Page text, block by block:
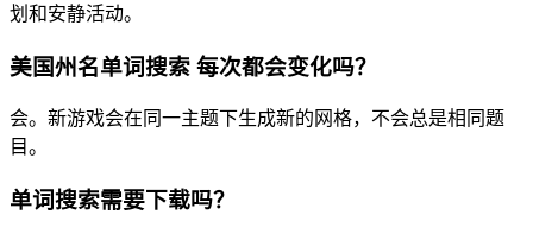
划和安静活动。
美国州名单词搜索 每次都会变化吗？
会。新游戏会在同一主题下生成新的网格，不会总是相同题
目。
单词搜索需要下载吗？